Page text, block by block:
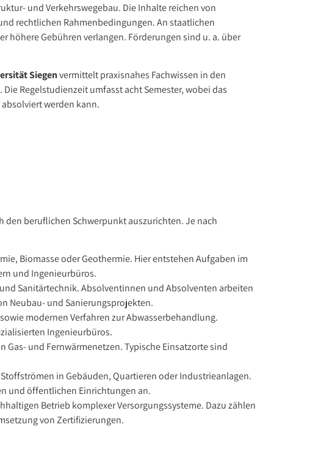
und Verkehrswegebau. Die Inhalte reichen von
rechtlichen Rahmenbedingungen. An staatlichen
höhere Gebühren verlangen. Förderungen sind u. a. über
Siegenvermittelt praxisnahes Fachwissen in den
Regelstudienzeit umfasst acht Semester, wobei das
werden kann.
den beruflichen Schwerpunkt auszurichten. Je nach
Biomasse oder Geothermie. Hier entstehen Aufgaben im
und Ingenieurbüros.
Sanitärtechnik. Absolventinnen und Absolventen arbeiten
Neubau- und Sanierungsprojekten.
modernen Verfahren zur Abwasserbehandlung.
Ingenieurbüros.
und Fernwärmenetzen. Typische Einsatzorte sind
in Gebäuden, Quartieren oder Industrieanlagen.
und öffentlichen Einrichtungen an.
Betrieb komplexer Versorgungssysteme. Dazu zählen
von Zertifizierungen.